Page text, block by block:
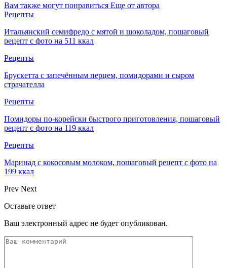
Вам также могут понравиться Еще от автора
Рецепты
Итальянский семифредо с мятой и шоколадом, пошаговый
рецепт с фото на 511 ккал
Рецепты
Брускетта с запечённым перцем, помидорами и сыром
страчателла
Рецепты
Помидоры по-корейски быстрого приготовления, пошаговый
рецепт с фото на 119 ккал
Рецепты
Маринад с кокосовым молоком, пошаговый рецепт с фото на
199 ккал
Prev Next
Оставьте ответ
Ваш электронный адрес не будет опубликован.